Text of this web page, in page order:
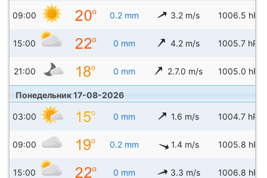
09:00 0.2 mm 3.2 m/s 1006.5 hPa
15:00 0 mm 4.2 m/s 1005.7 hPa
21:00 0 mm 2.7.0 m/s 1005.0 hPa
Понедельник 17-08-2026
03:00 0 mm 1.6 m/s 1004.7 hPa
09:00 0.2 mm 1.4 m/s 1005.8 hPa
15:00 0 mm 3.3 m/s 1006.8 hPa